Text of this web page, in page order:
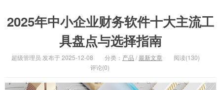
产品动态
2025年中小企业财务软件十大主流工
具盘点与选择指南
超级管理员 发布于 2025-12-08 分类： 产品 /最新文章
阅读(130)
评论(0)